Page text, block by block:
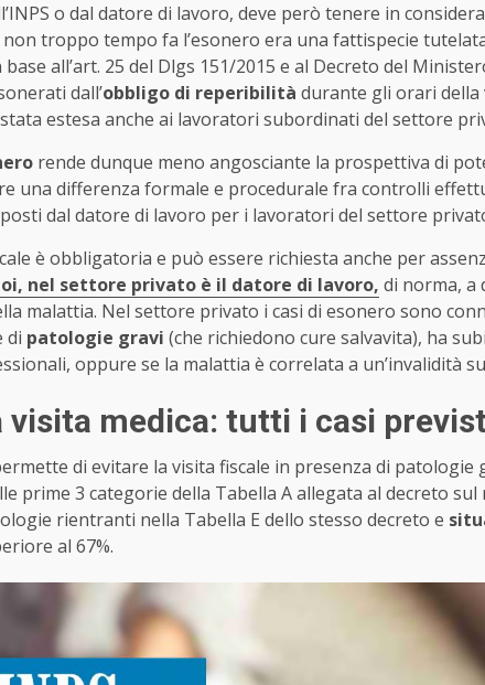
o dal datore di lavoro, deve però tenere in
non troppo tempo fa l’esonero era una fattispecie
all’art. 25 del Dlgs 151/2015 e al Decreto del
dall’obbligo di reperibilità durante gli orari della
estesa anche ai lavoratori subordinati del settore
rende dunque meno angosciante la prospettiva di
una differenza formale e procedurale fra controlli
dal datore di lavoro per i lavoratori del settore
è obbligatoria e può essere richiesta anche per
nel settore privato è il datore di lavoro, di norma, a
malattia. Nel settore privato i casi di esonero sono
di patologie gravi (che richiedono cure salvavita), ha
oppure se la malattia è correlata a un’invalidità
visita medica: tutti i casi
di evitare la visita fiscale in presenza di patologie
prime 3 categorie della Tabella A allegata al decreto
rientranti nella Tabella E dello stesso decreto e
al 67%.